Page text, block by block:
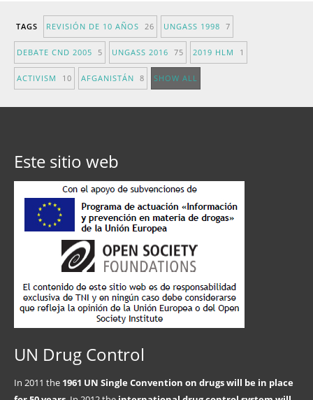
TAGS REVISIÓN DE 10 AÑOS 26 UNGASS 1998 7
DEBATE CND 2005 5 UNGASS 2016 75 2019 HLM 1
ACTIVISM 10 AFGANISTÁN 8 SHOW ALL
Este sitio web
UN Drug Control
In 2011 the 1961 UN Single Convention on drugs will be in place